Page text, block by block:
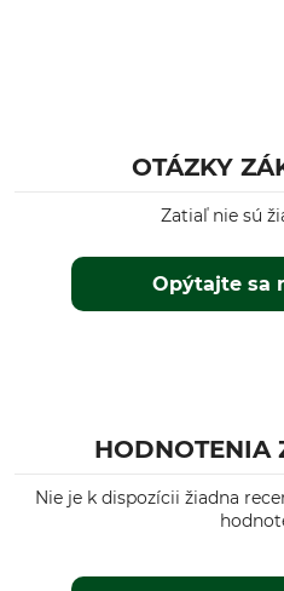
OTÁZKY
Opýtajte sa
Zatiaľ nie sú
HODNOTENIA
Nie je k dispozícii žiadna